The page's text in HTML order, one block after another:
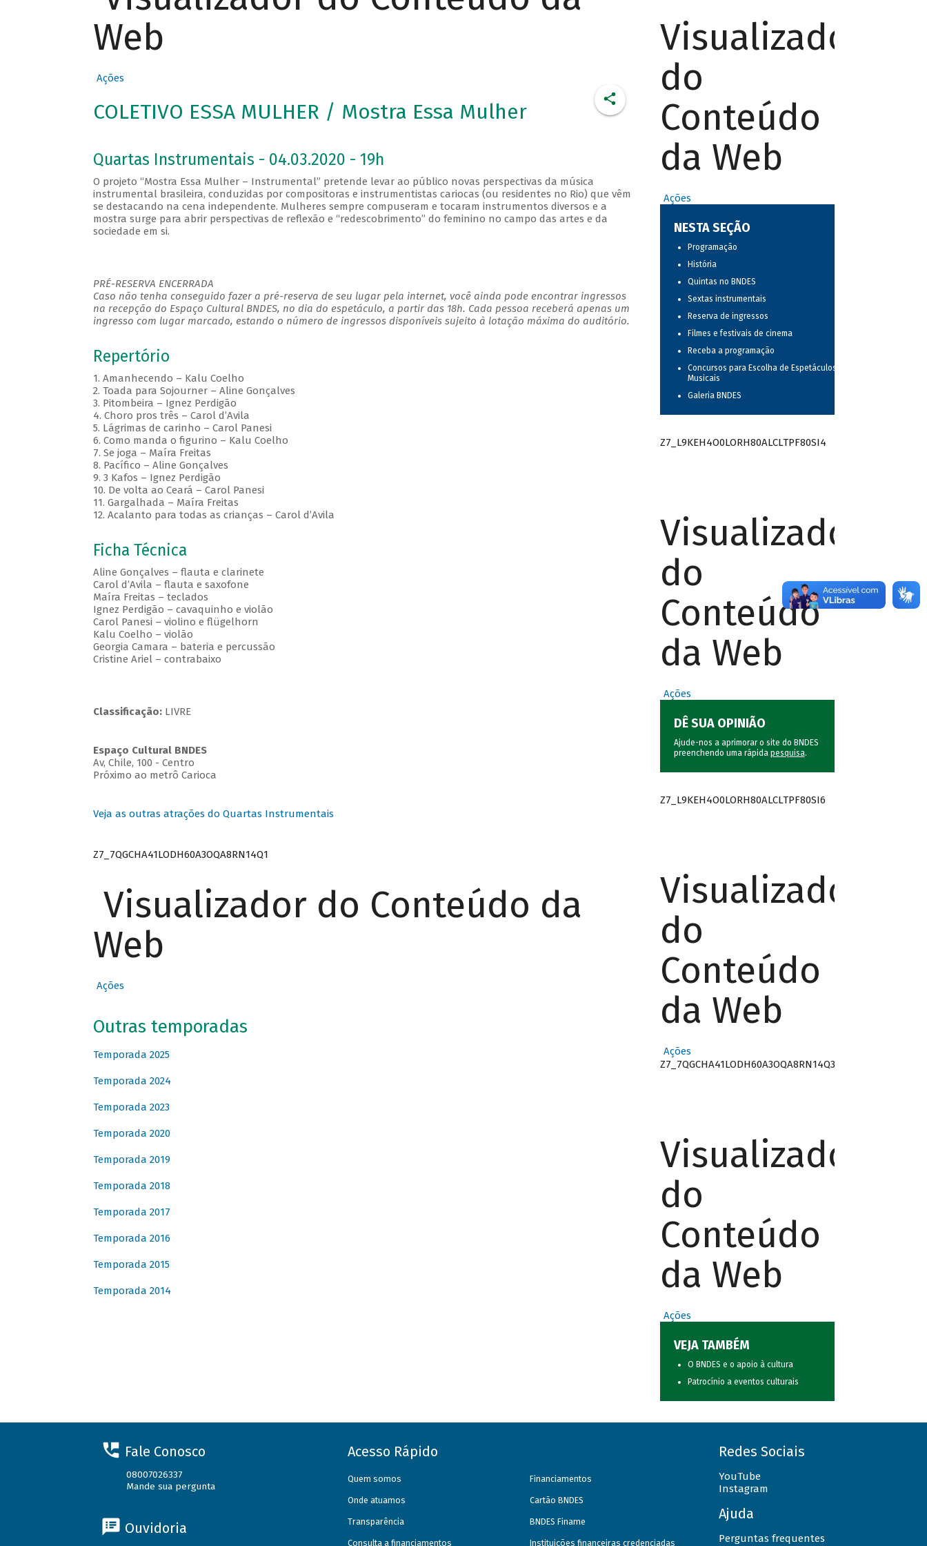
Web
Ações
COLETIVO ESSA MULHER / Mostra Essa Mulher
Quartas Instrumentais - 04.03.2020 - 19h
O projeto “Mostra Essa Mulher – Instrumental” pretende levar ao público novas perspectivas da música
instrumental brasileira, conduzidas por compositoras e instrumentistas cariocas (ou residentes no Rio) que vêm
se destacando na cena independente. Mulheres sempre compuseram e tocaram instrumentos diversos e a
mostra surge para abrir perspectivas de reflexão e “redescobrimento” do feminino no campo das artes e da
sociedade em si.
PRÉ-RESERVA ENCERRADA
Caso não tenha conseguido fazer a pré-reserva de seu lugar pela internet, você ainda pode encontrar ingressos
na recepção do Espaço Cultural BNDES, no dia do espetáculo, a partir das 18h. Cada pessoa receberá apenas um
ingresso com lugar marcado, estando o número de ingressos disponíveis sujeito à lotação máxima do auditório.
Repertório
1. Amanhecendo – Kalu Coelho
2. Toada para Sojourner – Aline Gonçalves
3. Pitombeira – Ignez Perdigão
4. Choro pros três – Carol d’Avila
5. Lágrimas de carinho – Carol Panesi
6. Como manda o figurino – Kalu Coelho
7. Se joga – Maíra Freitas
8. Pacífico – Aline Gonçalves
9. 3 Kafos – Ignez Perdigão
10. De volta ao Ceará – Carol Panesi
11. Gargalhada – Maíra Freitas
12. Acalanto para todas as crianças – Carol d’Avila
Ficha Técnica
Aline Gonçalves – flauta e clarinete
Carol d’Avila – flauta e saxofone
Maíra Freitas – teclados
Ignez Perdigão – cavaquinho e violão
Carol Panesi – violino e flügelhorn
Kalu Coelho – violão
Georgia Camara – bateria e percussão
Cristine Ariel – contrabaixo
Classificação: LIVRE
Espaço Cultural BNDES
Av, Chile, 100 - Centro
Próximo ao metrô Carioca
Veja as outras atrações do Quartas Instrumentais
Z7_7QGCHA41LODH60A3OQA8RN14Q1
Visualizador do Conteúdo da
Web
Ações
Outras temporadas
Temporada 2025
Temporada 2024
Temporada 2023
Temporada 2020
Temporada 2019
Temporada 2018
Temporada 2017
Temporada 2016
Temporada 2015
Temporada 2014
Visualizador
do
Conteúdo
da Web
Ações
NESTA SEÇÃO
Programação
História
Quintas no BNDES
Sextas instrumentais
Reserva de ingressos
Filmes e festivais de cinema
Receba a programação
Concursos para Escolha de Espetáculos
Musicais
Galeria BNDES
Z7_L9KEH4O0LORH80ALCLTPF80SI4
Visualizador
do
Conteúdo
da Web
Ações
DÊ SUA OPINIÃO
Ajude-nos a aprimorar o site do BNDES
preenchendo uma rápida pesquisa.
Z7_L9KEH4O0LORH80ALCLTPF80SI6
Visualizador
do
Conteúdo
da Web
Ações
Z7_7QGCHA41LODH60A3OQA8RN14Q3
Visualizador
do
Conteúdo
da Web
Ações
VEJA TAMBÉM
O BNDES e o apoio à cultura
Patrocínio a eventos culturais
Fale Conosco
08007026337
Mande sua pergunta
Ouvidoria
Acesso Rápido
Quem somos
Onde atuamos
Transparência
Consulta a financiamentos
Financiamentos
Cartão BNDES
BNDES Finame
Instituições financeiras credenciadas
Redes Sociais
YouTube
Instagram
Ajuda
Perguntas frequentes